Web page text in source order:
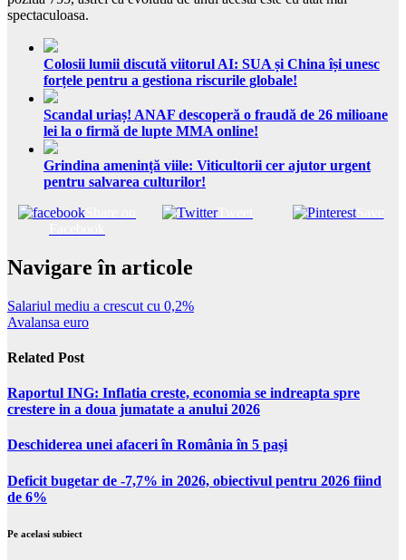
spectaculoasa.
Colosii lumii discută viitorul AI: SUA și China își unesc
forțele pentru a gestiona riscurile globale!
Scandal uriaș! ANAF descoperă o fraudă de 26 milioane
lei la o firmă de lupte MMA online!
Grindina amenință viile: Viticultorii cer ajutor urgent
pentru salvarea culturilor!
Tweet Save
Navigare în articole
Salariul mediu a crescut cu 0,2%
Avalansa euro
Related Post
Raportul ING: Inflatia creste, economia se indreapta spre
crestere in a doua jumatate a anului 2026
Deschiderea unei afaceri în România în 5 pași
Deficit bugetar de -7,7% in 2026, obiectivul pentru 2026 fiind
de 6%
Pe acelasi subiect